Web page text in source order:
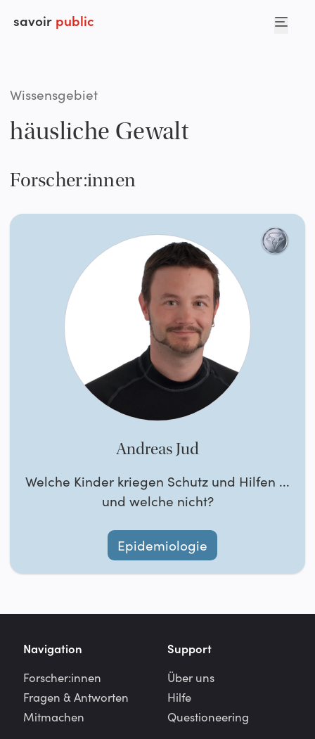
savoir public
Wissensgebiet
häusliche Gewalt
Forscher:innen
Andreas Jud
Welche Kinder kriegen Schutz und Hilfen ...
und welche nicht?
Epidemiologie
Navigation
Forscher:innen
Fragen & Antworten
Mitmachen
Support
Über uns
Hilfe
Questioneering